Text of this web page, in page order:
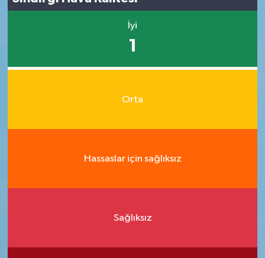
İyi
1
Orta
Hassaslar için sağlıksız
Sağlıksız